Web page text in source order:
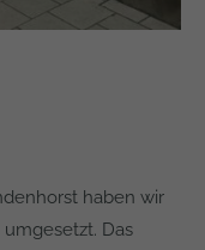
haben wir
Das